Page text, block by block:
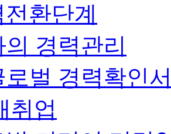
전환단계
의 경력관리
로벌 경력확인
취업